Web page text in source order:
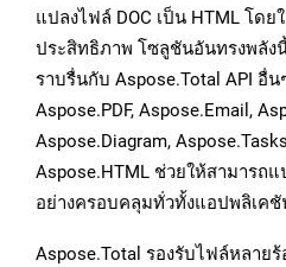
แปลงไฟล์ DOC เป็น HTML โดย
ประสิทธิภาพ โซลูชันอันทรงพลัง
ราบรื่นกับ Aspose.Total API อื่น
Aspose.PDF, Aspose.Email,
Aspose.Diagram,
Aspose.HTML ช่วยให้สามารถ
อย่างครอบคลุมทั่วทั้งแอปพลิเค
Aspose.Total รองรับไฟล์หลาย